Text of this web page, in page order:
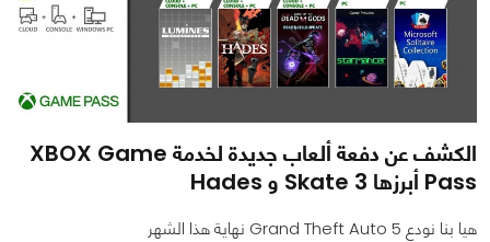
الكشف عن دفعة ألعاب جديدة لخدمة XBOX Game
Pass أبرزها Skate 3 و Hades
هيا بنا نودع Grand Theft Auto 5 نهاية هذا الشهر